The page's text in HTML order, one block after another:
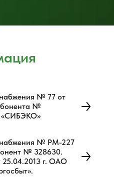
№ 77 от
№
«СИБЭКО»
№ РМ-227
№ 328630.
25.04.2013 г. ОАО